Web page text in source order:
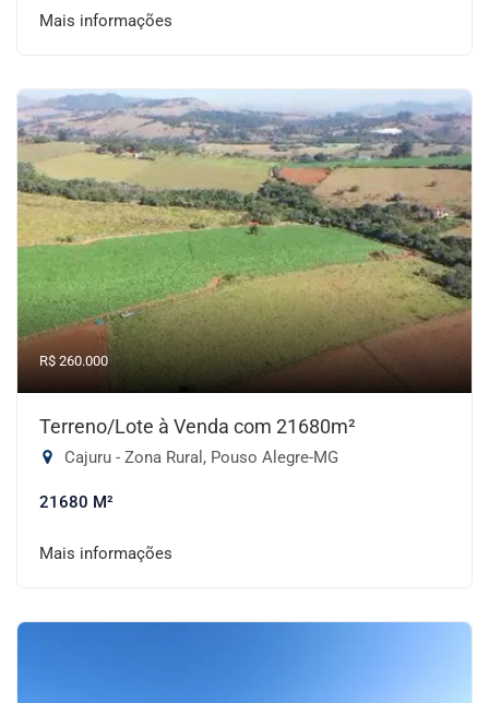
Mais informações
R$ 260.000
Terreno/Lote à Venda com 21680m²
Cajuru - Zona Rural, Pouso Alegre-MG
21680 M²
Mais informações